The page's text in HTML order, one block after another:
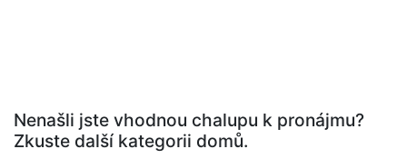
Nenašli jste vhodnou chalupu k pronájmu?
Zkuste další kategorii domů.